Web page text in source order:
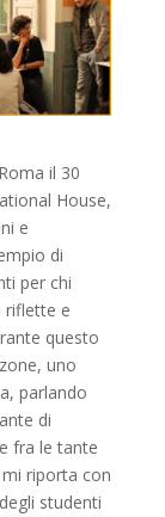
il 30
House,
e
di
per chi
riflette e
questo
uno
parlando
di
fra le tante
mi riporta con
studenti